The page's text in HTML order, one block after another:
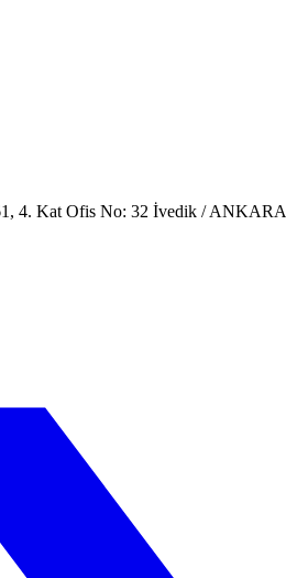
4. Kat Ofis No: 32 İvedik / ANKARA